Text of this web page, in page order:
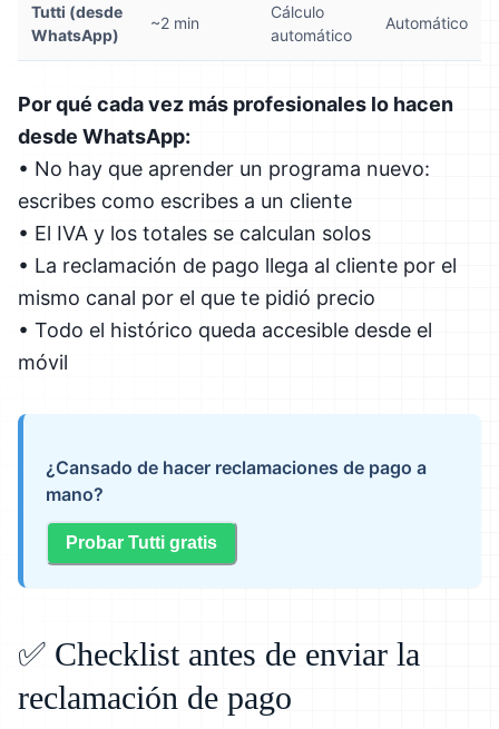
Tutti (desde
WhatsApp)
~2 min
Cálculo
automático
Automático
Por qué cada vez más profesionales lo hacen
desde WhatsApp:
• No hay que aprender un programa nuevo:
escribes como escribes a un cliente
• El IVA y los totales se calculan solos
• La reclamación de pago llega al cliente por el
mismo canal por el que te pidió precio
• Todo el histórico queda accesible desde el
móvil
¿Cansado de hacer reclamaciones de pago a
mano?
Probar Tutti gratis
✅ Checklist antes de enviar la
reclamación de pago